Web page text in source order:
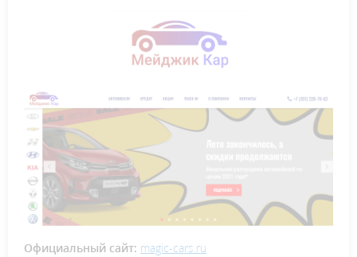
Официальный сайт: magic-cars.ru